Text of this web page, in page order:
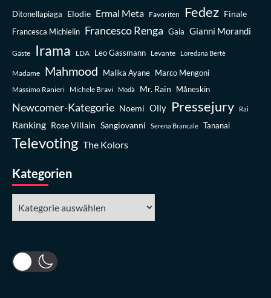
Ditonellapiaga Elodie Ermal Meta Favoriten Fedez Finale
Francesca Michielin Francesco Renga Gaia Gianni Morandi
Gäste Irama LDA Leo Gassmann Levante Loredana Bertè
Madame Mahmood Malika Ayane Marco Mengoni
Massimo Ranieri Michele Bravi Modà Mr. Rain Måneskin
Newcomer-Kategorie Noemi Olly Pressejury Rai
Ranking Rose Villain Sangiovanni Serena Brancale Tananai
Televoting The Kolors
Kategorien